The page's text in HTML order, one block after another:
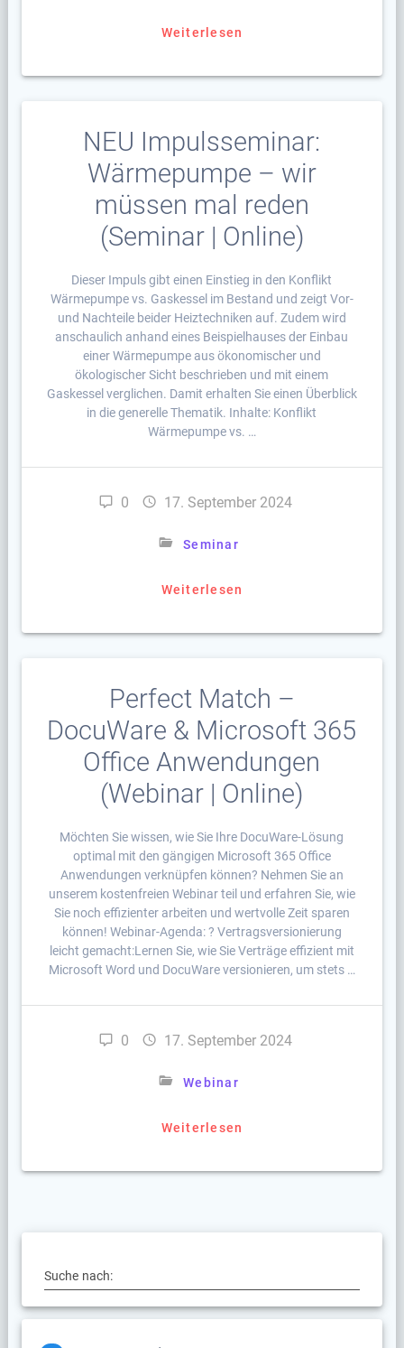
Weiterlesen
NEU Impulsseminar:
Wärmepumpe – wir
müssen mal reden
(Seminar | Online)
Dieser Impuls gibt einen Einstieg in den Konflikt
Wärmepumpe vs. Gaskessel im Bestand und zeigt Vor-
und Nachteile beider Heiztechniken auf. Zudem wird
anschaulich anhand eines Beispielhauses der Einbau
einer Wärmepumpe aus ökonomischer und
ökologischer Sicht beschrieben und mit einem
Gaskessel verglichen. Damit erhalten Sie einen Überblick
in die generelle Thematik. Inhalte: Konflikt
Wärmepumpe vs. …
0 17. September 2024
Seminar
Weiterlesen
Perfect Match –
DocuWare & Microsoft 365
Office Anwendungen
(Webinar | Online)
Möchten Sie wissen, wie Sie Ihre DocuWare-Lösung
optimal mit den gängigen Microsoft 365 Office
Anwendungen verknüpfen können? Nehmen Sie an
unserem kostenfreien Webinar teil und erfahren Sie, wie
Sie noch effizienter arbeiten und wertvolle Zeit sparen
können! Webinar-Agenda: ? Vertragsversionierung
leicht gemacht:Lernen Sie, wie Sie Verträge effizient mit
Microsoft Word und DocuWare versionieren, um stets …
0 17. September 2024
Webinar
Weiterlesen
Suche nach: